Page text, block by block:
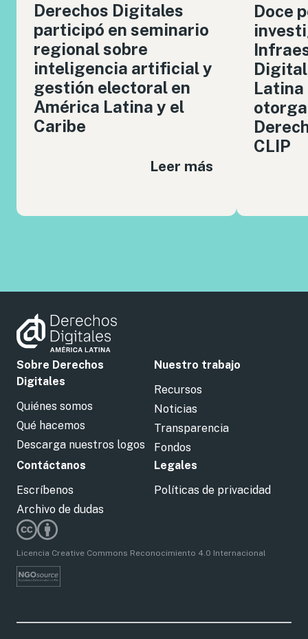
Derechos Digitales
participó en seminario
regional sobre
inteligencia artificial y
gestión electoral en
América Latina y el
Caribe
Leer más
Doce
Latina
CLIP
Sobre Derechos
Digitales
Quiénes somos
Qué hacemos
Descarga nuestros logos
Nuestro trabajo
Recursos
Noticias
Transparencia
Fondos
Contáctanos
Escríbenos
Archivo de dudas
Legales
Políticas de privacidad
Licencia Creative Commons Reconocimiento 4.0 Internacional